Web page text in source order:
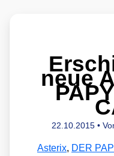
neue
22.10.2015 •
Asterix, DER